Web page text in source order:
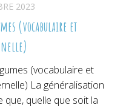
2023
(vocabulaire et
(vocabulaire et
La généralisation
que, quelle que soit la